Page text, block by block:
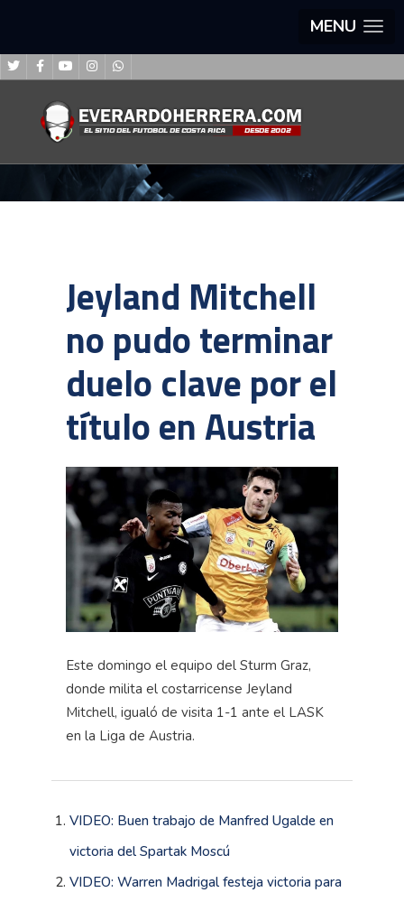
MENU
Jeyland Mitchell
no pudo terminar
duelo clave por el
título en Austria
Este domingo el equipo del Sturm Graz,
donde milita el costarricense Jeyland
Mitchell, igualó de visita 1-1 ante el LASK
en la Liga de Austria.
VIDEO: Buen trabajo de Manfred Ugalde en
victoria del Spartak Moscú
VIDEO: Warren Madrigal festeja victoria para